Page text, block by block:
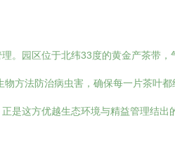
。园区位于北纬33度的黄金产茶带，
方法防治病虫害，确保每一片茶叶
是这方优越生态环境与精益管理结出